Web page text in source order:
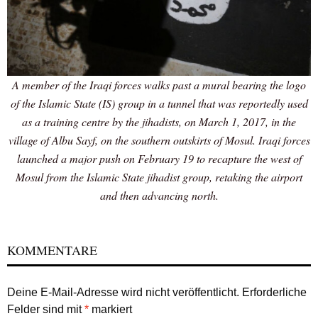
A member of the Iraqi forces walks past a mural bearing the logo
of the Islamic State (IS) group in a tunnel that was reportedly used
as a training centre by the jihadists, on March 1, 2017, in the
village of Albu Sayf, on the southern outskirts of Mosul. Iraqi forces
launched a major push on February 19 to recapture the west of
Mosul from the Islamic State jihadist group, retaking the airport
and then advancing north.
KOMMENTARE
Deine E-Mail-Adresse wird nicht veröffentlicht. Erforderliche
Felder sind mit* markiert